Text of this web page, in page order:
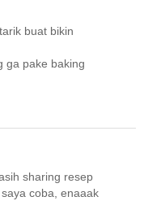
buat bikin
ga pake baking
sharing resep
coba, enaaak